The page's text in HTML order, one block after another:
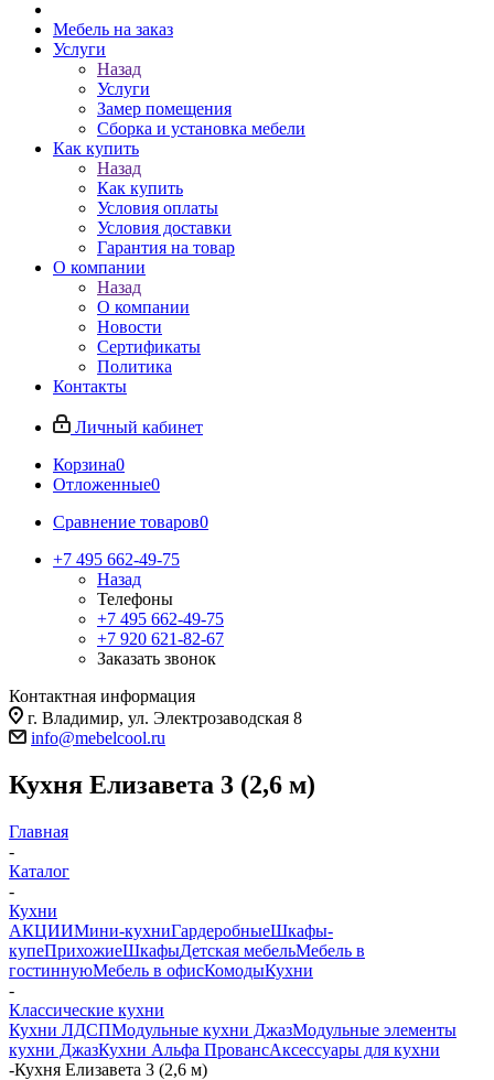
Мебель на заказ
Услуги
Назад
Услуги
Замер помещения
Сборка и установка мебели
Как купить
Назад
Как купить
Условия оплаты
Условия доставки
Гарантия на товар
О компании
Назад
О компании
Новости
Сертификаты
Политика
Контакты
Личный кабинет
Корзина0
Отложенные0
Сравнение товаров0
+7 495 662-49-75
Назад
Телефоны
+7 495 662-49-75
+7 920 621-82-67
Заказать звонок
Контактная информация
г. Владимир, ул. Электрозаводская 8
info@mebelcool.ru
Кухня Елизавета 3 (2,6 м)
Главная
-
Каталог
-
Кухни
АКЦИИМини-кухниГардеробныеШкафы-
купеПрихожиеШкафыДетская мебельМебель в
гостиннуюМебель в офисКомодыКухни
-
Классические кухни
Кухни ЛДСПМодульные кухни ДжазМодульные элементы
кухни ДжазКухни Альфа ПровансАксессуары для кухни
-Кухня Елизавета 3 (2,6 м)